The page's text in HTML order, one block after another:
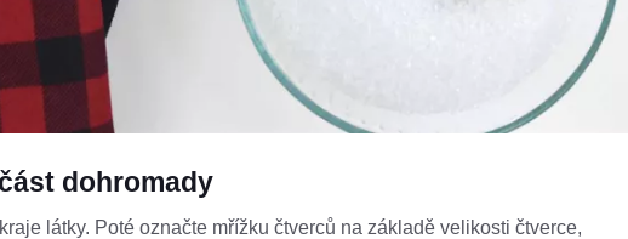
dohromady
látky. Poté označte mřížku čtverců na základě velikosti čtverce,